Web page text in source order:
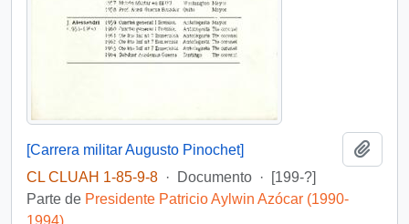
[Carrera militar Augusto Pinochet]
CL CLUAH 1-85-9-8 · Documento ·
[199-?]
Parte de Presidente Patricio Aylwin Azócar (1990-
1994)